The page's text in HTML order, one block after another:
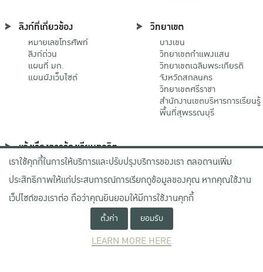
ลิงก์ที่เกี่ยวข้อง
หมายเลขโทรศัพท์
ลิงก์ด่วน
แผนที่ มก.
แผนผังเว็บไซต์
วิทยาเขต
บางเขน
วิทยาเขตกําแพงแสน
วิทยาเขตเฉลิมพระเกียรติ
จังหวัดสกลนคร
วิทยาเขตศรีราชา
สำนักงานเขตบริหารการเรียนรู้
พื้นที่สุพรรณบุรี
แจ้งเรื่องการร้องเรียนทุจริต
ช่องทางมหาวิทยาลัย
เกษตรศาสตร์
ช่องทางสำนักงาน ป.ป.ช.
ช่องทางสำนักงาน ป.ป.ท.
NEWCOMER
เราใช้คุกกี้ในการให้บริการและปรับปรุงบริการของเรา ตลอดจนเพิ่ม
ประสิทธิภาพให้แก่ประสบการณ์การเรียกดูข้อมูลของคุณ หากคุณใช้งาน
เว็ปไซต์ของเราต่อ ถือว่าคุณยินยอมให้มีการใช้งานคุกกี้
ตั้งค่า ยอมรับ
LEARN MORE HERE